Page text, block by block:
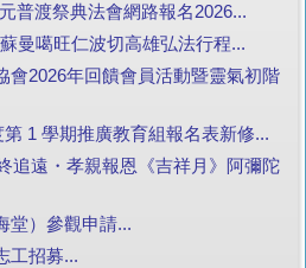
普渡祭典法會網路報名2026...
曼噶旺仁波切高雄弘法行程...
會2026年回饋會員活動暨靈氣初階
1 學期推廣教育組報名表新修...
追遠・孝親報恩《吉祥月》阿彌陀
堂）參觀申請...
工招募...